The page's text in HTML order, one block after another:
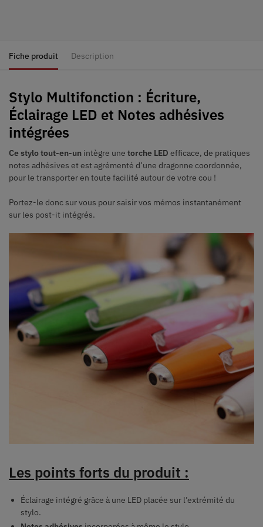
Fiche produit Description
Stylo Multifonction : Écriture,
Éclairage LED et Notes adhésives
intégrées
Ce stylo tout-en-un intègre une torche LED efficace, de pratiques
notes adhésives et est agrémenté d’une dragonne coordonnée,
pour le transporter en toute facilité autour de votre cou !
Portez-le donc sur vous pour saisir vos mémos instantanément
sur les post-it intégrés.
Les points forts du produit :
Éclairage intégré grâce à une LED placée sur l’extrémité du
stylo.